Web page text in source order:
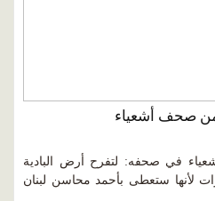
صحف أشعياء
في صحفه: لتفرح أرض البادية
لأنها ستعطى بأحمد محاسن لبنان